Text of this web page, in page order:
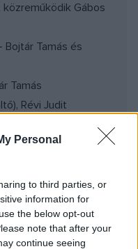
Personal
to third parties, or
information for
the below opt-out
note that after your
continue seeing
Gábos
Tamás és
Tamás
Révi Judit
25-én nyíló